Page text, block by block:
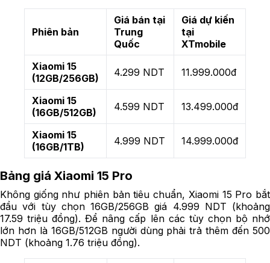
Phiên bản
Giá bán tại
Trung
Quốc
Giá dự kiến
tại
XTmobile
Xiaomi 15
(12GB/256GB)
4.299 NDT 11.999.000đ
Xiaomi 15
(16GB/512GB)
4.599 NDT 13.499.000đ
Xiaomi 15
(16GB/1TB)
4.999 NDT 14.999.000đ
Bảng giá Xiaomi 15 Pro
Không giống như phiên bản tiêu chuẩn, Xiaomi 15 Pro bắt
đầu với tùy chọn 16GB/256GB giá 4.999 NDT (khoảng
17.59 triệu đồng). Để nâng cấp lên các tùy chọn bộ nhớ
lớn hơn là 16GB/512GB người dùng phải trả thêm đến 500
NDT (khoảng 1.76 triệu đồng).